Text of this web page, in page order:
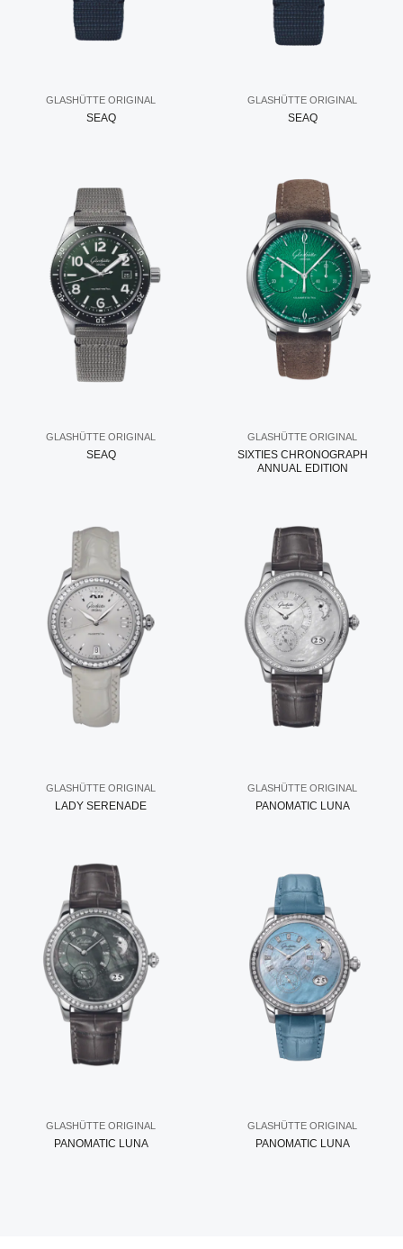
GLASHÜTTE ORIGINAL
SEAQ
GLASHÜTTE ORIGINAL
SEAQ
GLASHÜTTE ORIGINAL
SEAQ
GLASHÜTTE ORIGINAL
SIXTIES CHRONOGRAPH
ANNUAL EDITION
GLASHÜTTE ORIGINAL
LADY SERENADE
GLASHÜTTE ORIGINAL
PANOMATIC LUNA
GLASHÜTTE ORIGINAL
PANOMATIC LUNA
GLASHÜTTE ORIGINAL
PANOMATIC LUNA